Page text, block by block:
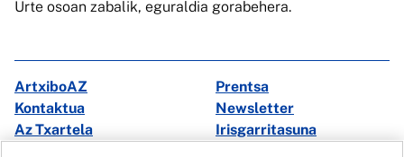
Urte osoan zabalik, eguraldia gorabehera.
ArtxiboAZ
Prentsa
Kontaktua
Newsletter
Az Txartela
Irisgarritasuna